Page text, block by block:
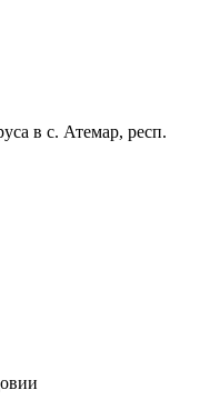
в с. Атемар, респ.